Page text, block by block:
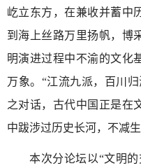
屹立东方，在兼收并蓄中
到海上丝路万里扬帆，博
明演进过程中不渝的文化
万象。“江流九派，百川
之对话，古代中国正是在
中跋涉过历史长河，不减生
本次分论坛以“文明